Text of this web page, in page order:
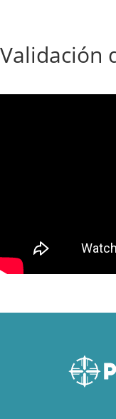
Validación